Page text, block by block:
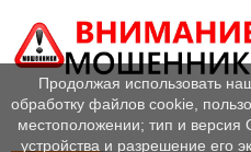
Продолжая использовать
обработку файлов cookie,
местоположении; тип и версия
устройства и разрешение его